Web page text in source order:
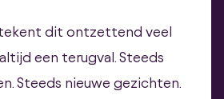
dit ontzettend veel
een terugval. Steeds
Steeds nieuwe gezichten.